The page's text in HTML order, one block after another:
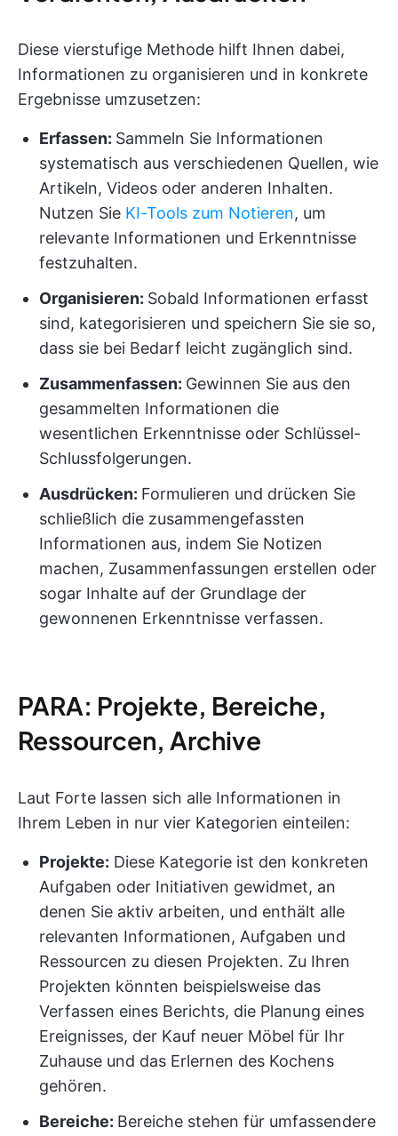
Diese vierstufige Methode hilft Ihnen dabei,
Informationen zu organisieren und in konkrete
Ergebnisse umzusetzen:
Erfassen: Sammeln Sie Informationen
systematisch aus verschiedenen Quellen, wie
Artikeln, Videos oder anderen Inhalten.
Nutzen Sie KI-Tools zum Notieren, um
relevante Informationen und Erkenntnisse
festzuhalten.
Organisieren: Sobald Informationen erfasst
sind, kategorisieren und speichern Sie sie so,
dass sie bei Bedarf leicht zugänglich sind.
Zusammenfassen: Gewinnen Sie aus den
gesammelten Informationen die
wesentlichen Erkenntnisse oder Schlüssel-
Schlussfolgerungen.
Ausdrücken: Formulieren und drücken Sie
schließlich die zusammengefassten
Informationen aus, indem Sie Notizen
machen, Zusammenfassungen erstellen oder
sogar Inhalte auf der Grundlage der
gewonnenen Erkenntnisse verfassen.
PARA: Projekte, Bereiche,
Ressourcen, Archive
Laut Forte lassen sich alle Informationen in
Ihrem Leben in nur vier Kategorien einteilen:
Projekte: Diese Kategorie ist den konkreten
Aufgaben oder Initiativen gewidmet, an
denen Sie aktiv arbeiten, und enthält alle
relevanten Informationen, Aufgaben und
Ressourcen zu diesen Projekten. Zu Ihren
Projekten könnten beispielsweise das
Verfassen eines Berichts, die Planung eines
Ereignisses, der Kauf neuer Möbel für Ihr
Zuhause und das Erlernen des Kochens
gehören.
Bereiche: Bereiche stehen für umfassendere